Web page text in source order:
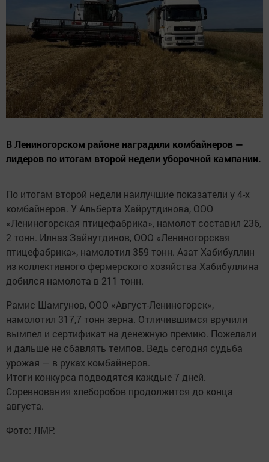
В Лениногорском районе наградили комбайнеров —
лидеров по итогам второй недели уборочной кампании.
По итогам второй недели наилучшие показатели у 4-х
комбайнеров. У Альберта Хайрутдинова, ООО
«Лениногорская птицефабрика», намолот составил 236,
2 тонн. Илназ Зайнутдинов, ООО «Лениногорская
птицефабрика», намолотил 359 тонн. Азат Хабибуллин
из коллективного фермерского хозяйства Хабибуллина
добился намолота в 211 тонн.
Рамис Шамгунов, ООО «Август-Лениногорск»,
намолотил 317,7 тонн зерна. Отличившимся вручили
вымпел и сертификат на денежную премию. Пожелали
и дальше не сбавлять темпов. Ведь сегодня судьба
урожая — в руках комбайнеров.
Итоги конкурса подводятся каждые 7 дней.
Соревнования хлеборобов продолжится до конца
августа.
Фото: ЛМР.